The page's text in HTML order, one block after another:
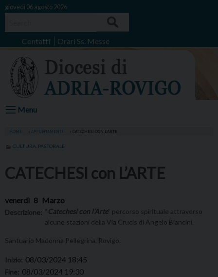
Skip
giovedì 06 agosto 2026
Contatti Orari Ss. Messe
Menu
HOME APPUNTAMENTI CATECHESI CON L’ARTE
CULTURA PASTORALE
CATECHESI con L’ARTE
venerdì 8 Marzo
Descrizione: “ Catechesi con l’Arte” percorso spirituale attraverso
alcune stazioni della Via Crucis di Angelo Biancini.
Santuario Madonna Pellegrina, Rovigo.
Inizio: 08/03/2024 18:45
Fine: 08/03/2024 19:30